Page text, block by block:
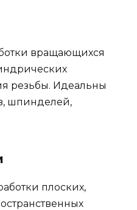
вращающихся
резьбы. Идеальны
шпинделей,
плоских,